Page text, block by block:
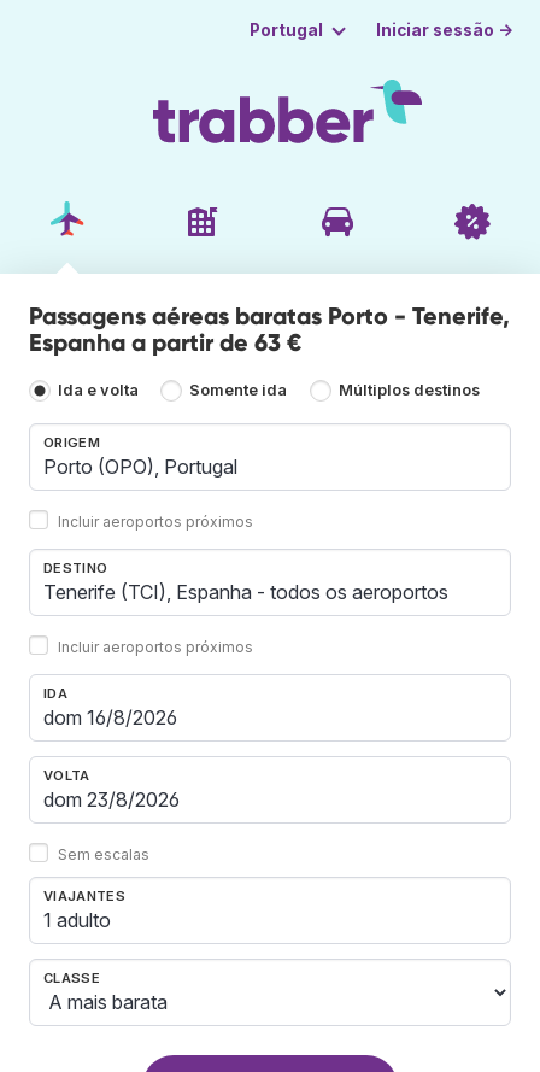
Portugal Iniciar sessão →
Passagens aéreas baratas Porto - Tenerife,
Espanha a partir de 63 €
Ida e volta Somente ida Múltiplos destinos
ORIGEM
Incluir aeroportos próximos
DESTINO
Incluir aeroportos próximos
IDA
VOLTA
Sem escalas
VIAJANTES
1 adulto
CLASSE